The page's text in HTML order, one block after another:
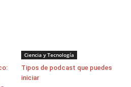
Ciencia y Tecnología
Tipos de podcast que puedes
iniciar